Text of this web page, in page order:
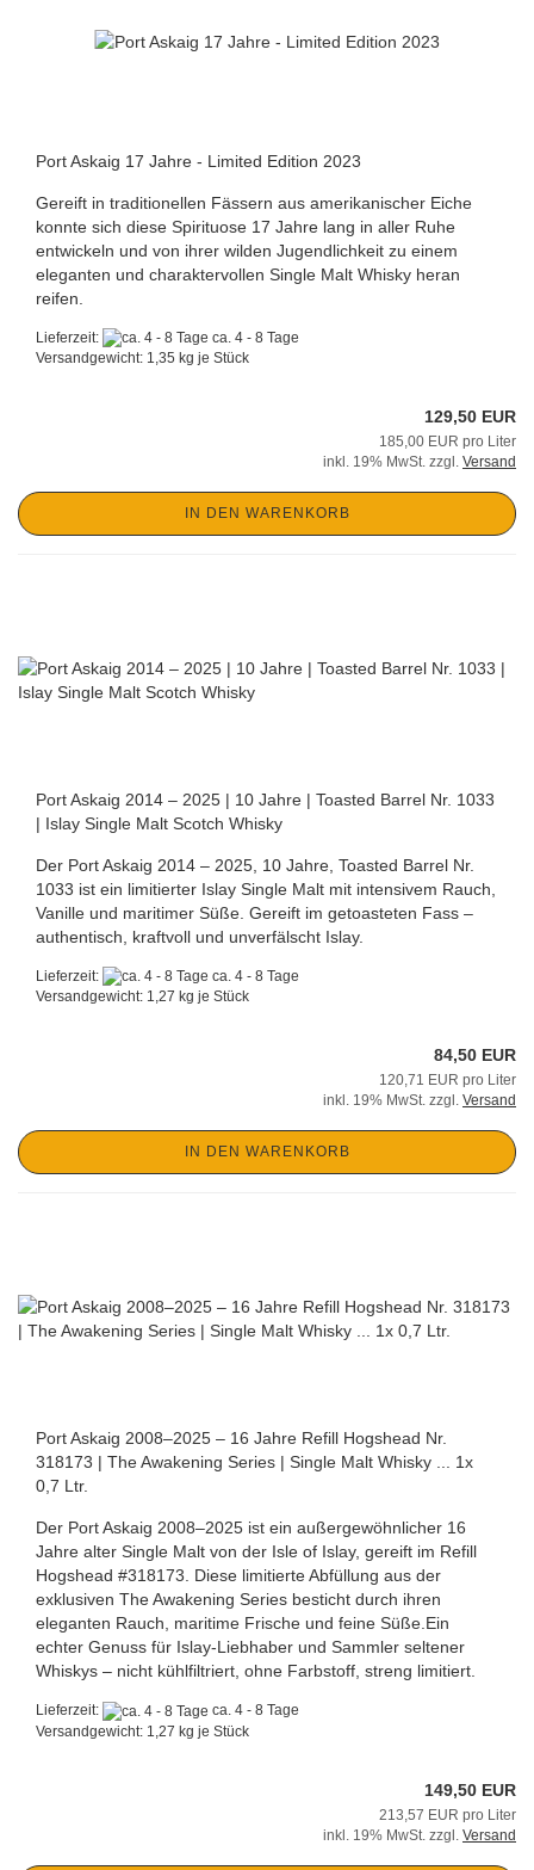
Port Askaig 17 Jahre - Limited Edition 2023
Gereift in traditionellen Fässern aus amerikanischer Eiche
konnte sich diese Spirituose 17 Jahre lang in aller Ruhe
entwickeln und von ihrer wilden Jugendlichkeit zu einem
eleganten und charaktervollen Single Malt Whisky heran
reifen.
Lieferzeit:
ca. 4 - 8 Tage
Versandgewicht: 1,35 kg je Stück
129,50 EUR
185,00 EUR pro Liter
inkl. 19% MwSt. zzgl. Versand
IN DEN WARENKORB
Port Askaig 2014 – 2025 | 10 Jahre | Toasted Barrel Nr. 1033
| Islay Single Malt Scotch Whisky
Der Port Askaig 2014 – 2025, 10 Jahre, Toasted Barrel Nr.
1033 ist ein limitierter Islay Single Malt mit intensivem Rauch,
Vanille und maritimer Süße. Gereift im getoasteten Fass –
authentisch, kraftvoll und unverfälscht Islay.
Lieferzeit:
ca. 4 - 8 Tage
Versandgewicht: 1,27 kg je Stück
84,50 EUR
120,71 EUR pro Liter
inkl. 19% MwSt. zzgl. Versand
IN DEN WARENKORB
Port Askaig 2008–2025 – 16 Jahre Refill Hogshead Nr.
318173 | The Awakening Series | Single Malt Whisky ... 1x
0,7 Ltr.
Der Port Askaig 2008–2025 ist ein außergewöhnlicher 16
Jahre alter Single Malt von der Isle of Islay, gereift im Refill
Hogshead #318173. Diese limitierte Abfüllung aus der
exklusiven The Awakening Series besticht durch ihren
eleganten Rauch, maritime Frische und feine Süße.Ein
echter Genuss für Islay-Liebhaber und Sammler seltener
Whiskys – nicht kühlfiltriert, ohne Farbstoff, streng limitiert.
Lieferzeit:
ca. 4 - 8 Tage
Versandgewicht: 1,27 kg je Stück
149,50 EUR
213,57 EUR pro Liter
inkl. 19% MwSt. zzgl. Versand